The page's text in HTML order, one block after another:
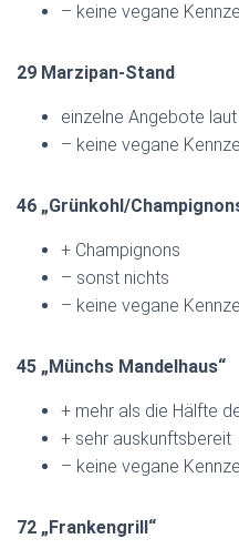
– keine vegane
29 Marzipan-Stand
einzelne Angebote
– keine vegane
46 „Grünkohl/
+ Champignons
– sonst nichts
– keine vegane
45 „Münchs Mandelhaus“
+ mehr als die Hälfte
+ sehr auskunftsbereit
– keine vegane
72 „Frankengrill“